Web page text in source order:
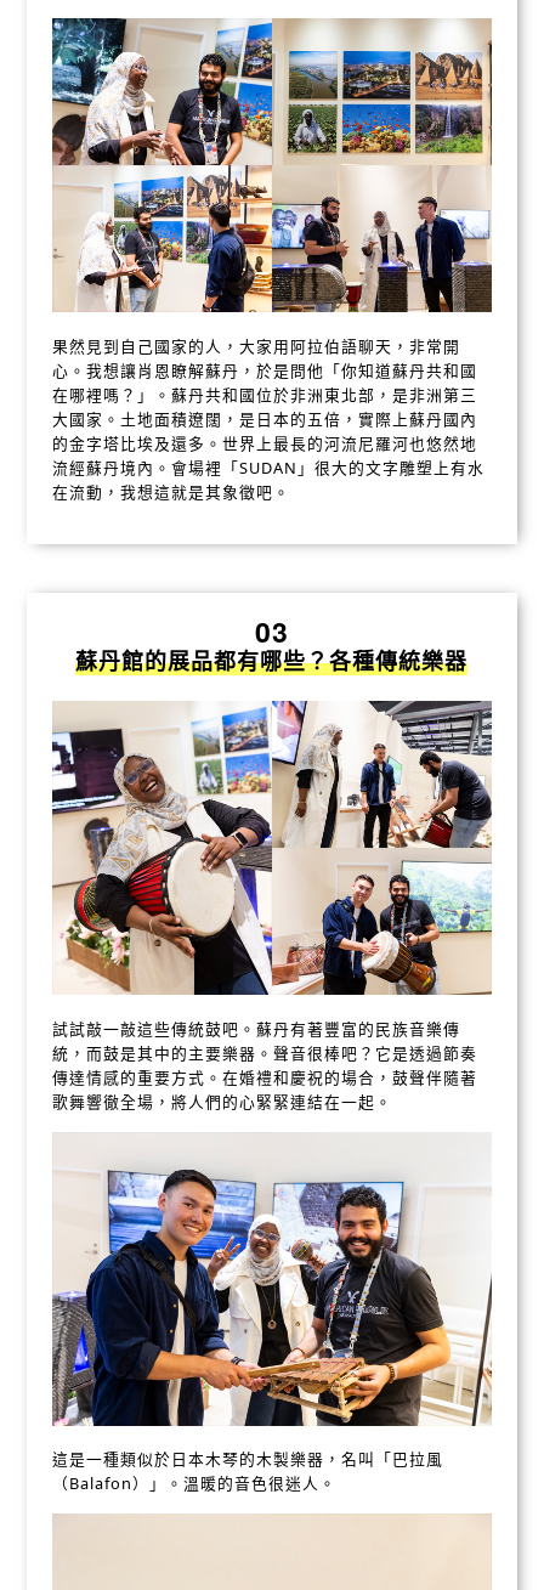
果然見到自己國家的人，大家用阿拉伯語聊天，非常開
心。我想讓肖恩瞭解蘇丹，於是問他「你知道蘇丹共和國
在哪裡嗎？」。蘇丹共和國位於非洲東北部，是非洲第三
大國家。土地面積遼闊，是日本的五倍，實際上蘇丹國內
的金字塔比埃及還多。世界上最長的河流尼羅河也悠然地
流經蘇丹境內。會場裡「SUDAN」很大的文字雕塑上有水
在流動，我想這就是其象徵吧。
03
蘇丹館的展品都有哪些？各種傳統樂器
試試敲一敲這些傳統鼓吧。蘇丹有著豐富的民族音樂傳
統，而鼓是其中的主要樂器。聲音很棒吧？它是透過節奏
傳達情感的重要方式。在婚禮和慶祝的場合，鼓聲伴隨著
歌舞響徹全場，將人們的心緊緊連結在一起。
這是一種類似於日本木琴的木製樂器，名叫「巴拉風
（Balafon）」。溫暖的音色很迷人。